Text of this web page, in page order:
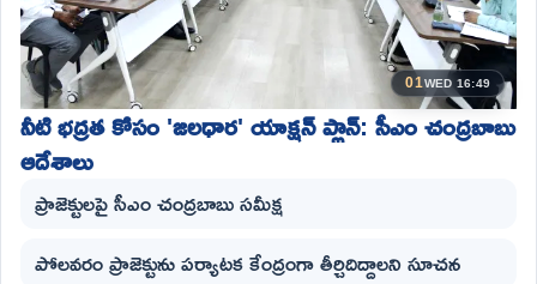
01WED 16:49
నీటి భద్రత కోసం 'జలధార' యాక్షన్ ప్లాన్: సీఎం చంద్రబాబు
ఆదేశాలు
ప్రాజెక్టులపై సీఎం చంద్రబాబు సమీక్ష
పోలవరం ప్రాజెక్టును పర్యాటక కేంద్రంగా తీర్చిదిద్దాలని సూచన